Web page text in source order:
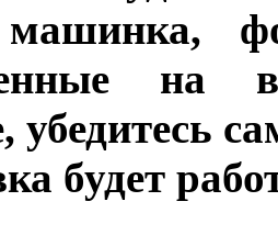
убедитесь
будет